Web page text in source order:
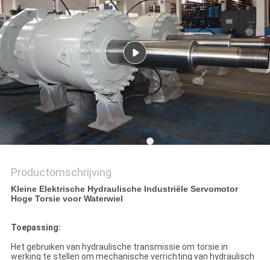
SITEMAP
PRIVACYBELEID
Productomschrijving
Kleine Elektrische Hydraulische Industriële Servomotor
Hoge Torsie voor Waterwiel
Toepassing:
Het gebruiken van hydraulische transmissie om torsie in
werking te stellen om mechanische verrichting van hydraulisch